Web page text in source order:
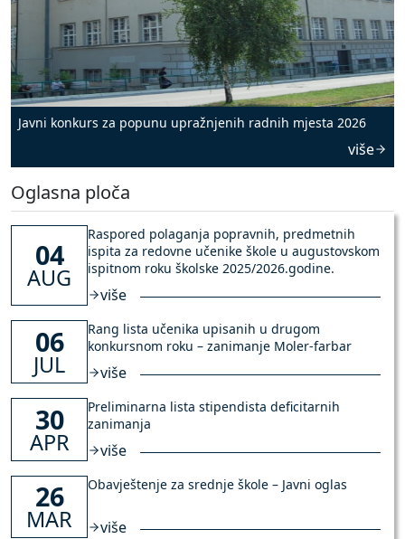
Javni konkurs za popunu upražnjenih radnih mjesta 2026
više
Oglasna ploča
04
AUG
Raspored polaganja popravnih, predmetnih
ispita za redovne učenike škole u augustovskom
ispitnom roku školske 2025/2026.godine.
više
06
JUL
Rang lista učenika upisanih u drugom
konkursnom roku – zanimanje Moler-farbar
više
30
APR
Preliminarna lista stipendista deficitarnih
zanimanja
više
26
MAR
Obavještenje za srednje škole – Javni oglas
više